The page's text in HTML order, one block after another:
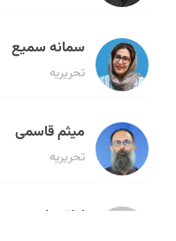
سمانه سمیع
تحریریه
میثم قاسمی
تحریریه
لیلا حنارود